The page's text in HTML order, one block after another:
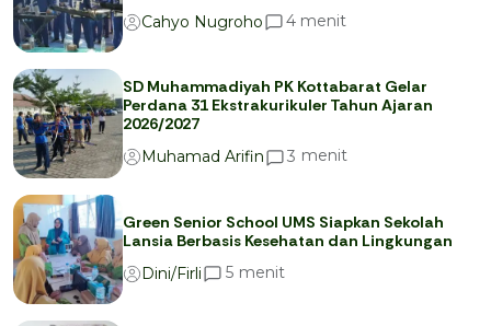
Cahyo Nugroho
4 menit
SD Muhammadiyah PK Kottabarat Gelar
Perdana 31 Ekstrakurikuler Tahun Ajaran
2026/2027
Muhamad Arifin
3 menit
Green Senior School UMS Siapkan Sekolah
Lansia Berbasis Kesehatan dan Lingkungan
Dini/Firli
5 menit